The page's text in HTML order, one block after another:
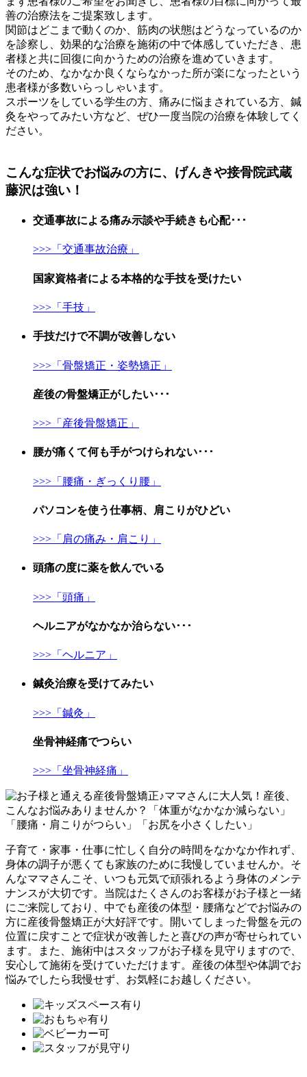
善の治療法をご提案致します。
関節はどこまで動くのか、筋肉の状態はどうなっているのか
を診察し、効果的な治療を施術の中で体感していただき、患
者様と共に回復に向かうための治療を進めていきます。
そのため、なかなか良くならなかった所が楽になったという
患者様が多数いらっしゃいます。
スポーツをしている学生の方、痛みに悩まされている方、鍼
灸をやってみたい方など、ぜひ一度当院の治療を体験してく
ださい。
こんな症状でお悩みの方に、げんきや接骨院武蔵
藤沢は強い！
交通事故による痛み示談や手続きも心配･･･
>>>「交通事故治療」
国家資格者による本格的な手技を受けたい
>>>「手技」
手技だけで不調が改善しない
>>>「骨盤矯正・姿勢矯正」
産後の骨盤矯正がしたい･･･
>>>「産後骨盤矯正」
腰が痛くて何も手がつけられない･･･
>>>「腰痛・ぎっくり腰」
パソコンを使う仕事柄、 肩こりがひどい
>>>「肩の痛み・肩こり」
頭痛の度に薬を飲んでいる
>>>「頭痛」
ヘルニアがなかなか治らない･･･
>>>「ヘルニア」
鍼灸治療を受けてみたい
>>>「鍼灸」
坐骨神経痛でつらい
>>>「坐骨神経痛」
子育て・家事・仕事に忙しく自分の時間をなかなか作れず、
身体の調子が悪くても家族のために我慢していませんか。そ
んなママさんこそ、いつも元気で頑張れるよう身体のメンテ
ナンスが大切です。当院はたくさんのお客様がお子様と一緒
にご来院しており、中でも産後の体型・腰痛などでお悩みの
方に産後骨盤矯正が大好評です。
開いてしまった骨盤を元の
位置に戻すことで症状が改善したと喜びの声が寄せられてい
ます。また、施術中はスタッフがお子様を見守りますので、
安心して施術を受けていただけます。産後の体型や体調でお
悩みでしたら我慢せず、お気軽にお越しください。